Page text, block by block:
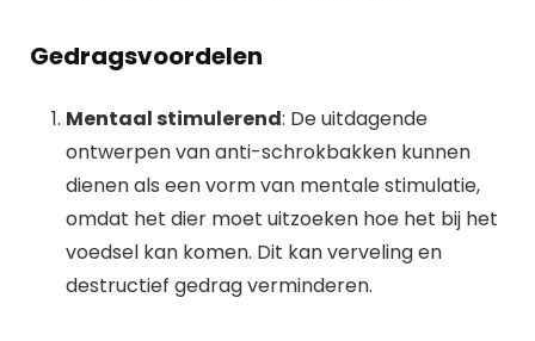
Gedragsvoordelen
Mentaal stimulerend: De uitdagende
ontwerpen van anti-schrokbakken kunnen
dienen als een vorm van mentale stimulatie,
omdat het dier moet uitzoeken hoe het bij het
voedsel kan komen. Dit kan verveling en
destructief gedrag verminderen.